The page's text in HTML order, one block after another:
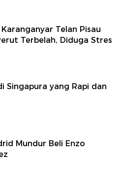
Telan Pisau
Terbelah, Diduga Stres
Singapura yang Rapi dan
Mundur Beli Enzo